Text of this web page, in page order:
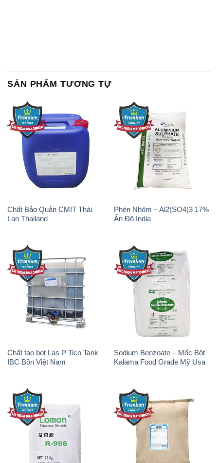
SẢN PHẨM TƯƠNG TỰ
Chất Bảo Quản CMIT Thái
Lan Thailand
Phèn Nhôm – Al2(SO4)3 17%
Ấn Độ India
Chất tạo bọt Las P Tico Tank
IBC Bồn Việt Nam
Sodium Benzoate – Mốc Bột
Kalama Food Grade Mỹ Usa